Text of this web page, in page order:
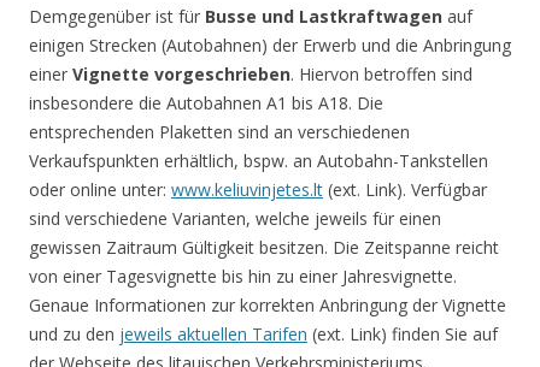
Demgegenüber ist für Busse und Lastkraftwagen auf
einigen Strecken (Autobahnen) der Erwerb und die Anbringung
einer Vignette vorgeschrieben. Hiervon betroffen sind
insbesondere die Autobahnen A1 bis A18. Die
entsprechenden Plaketten sind an verschiedenen
Verkaufspunkten erhältlich, bspw. an Autobahn-Tankstellen
oder online unter: www.keliuvinjetes.lt (ext. Link). Verfügbar
sind verschiedene Varianten, welche jeweils für einen
gewissen Zaitraum Gültigkeit besitzen. Die Zeitspanne reicht
von einer Tagesvignette bis hin zu einer Jahresvignette.
Genaue Informationen zur korrekten Anbringung der Vignette
und zu den jeweils aktuellen Tarifen (ext. Link) finden Sie auf